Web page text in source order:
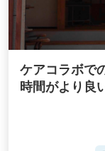
ケアコラボで
時間がより良